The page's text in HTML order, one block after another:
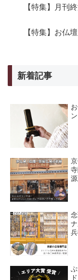
【特集】月刊
【特集】お仏
新着記事